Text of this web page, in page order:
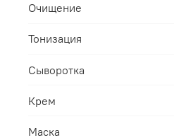
Очищение
Тонизация
Сыворотка
Крем
Маска